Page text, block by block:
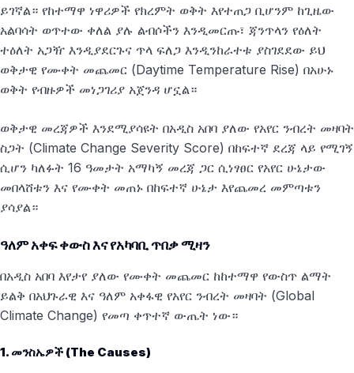
ይገኛል። የከተማዋ ነዋሪዎች የክረምት ወቅት እየተጠጋ ቢሆንም ከጊዜው
አልባሳት ወጥተው ቀለል ያሉ ልብሶችን እንዲመርጡ፣ ጃንጥላን የዕለት
ተዕለት አጋዥ እንዲያደርጉና ጥላ ፍለጋ እንዲንከራተቱ ያስገደደው ይህ
ወቅታዊ የሙቀት መጨመር (Daytime Temperature Rise) በአሁኑ
ወቅት የብዙዎች መነጋገሪያ አጀንዳ ሆኗል።
ወቅታዊ መረጃዎች እንደሚያሳዩት በአዲስ አበባ ያለው የአየር ንብረት መዛባት
ስጋት (Climate Change Severity Score) በከፍተኛ ደረጃ ላይ የሚገኝ
ሲሆን ካለፉት 16 ዓመታት አማካኝ መረጃ ጋር ሲነፃፀር የአየር ሁኔታው
መበላሸቱን እና የሙቀት መጠኑ በከፍተኛ ሁኔታ እየጨመረ መምጣቱን
ያሳያል።
ዓለም አቀፍ ቀውስ እና የአካባቢ ጥበቃ ሚዛን
በአዲስ አበባ እየታየ ያለው የሙቀት መጨመር ከከተማዋ የውስጥ ልማት
ይልቅ በአህጉራዊ እና ዓለም አቀፋዊ የአየር ንብረት መዛባት (Global
Climate Change) የመጣ ቀጥተኛ ውጤት ነው።
1. መንስኤዎች (The Causes)